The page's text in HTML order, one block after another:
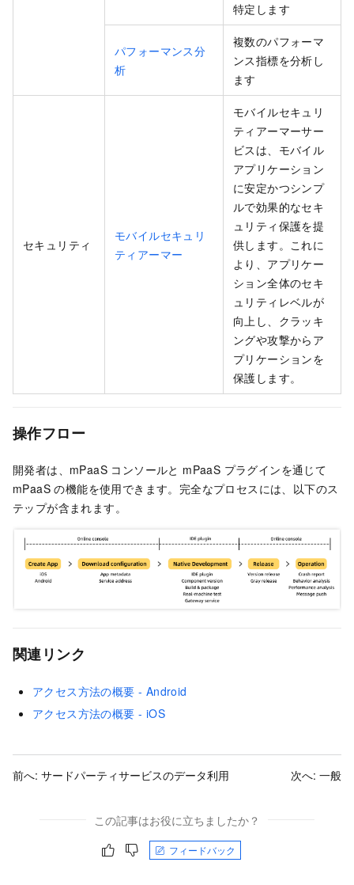
特定します
パフォーマンス分
析
複数のパフォーマ
ンス指標を分析し
ます
セキュリティ
モバイルセキュリ
ティアーマー
モバイルセキュリ
ティアーマーサー
ビスは、モバイル
アプリケーション
に安定かつシンプ
ルで効果的なセキ
ュリティ保護を提
供します。これに
より、アプリケー
ション全体のセキ
ュリティレベルが
向上し、クラッキ
ングや攻撃からア
プリケーションを
保護します。
操作フロー
開発者は、mPaaS コンソールと mPaaS プラグインを通じて
mPaaS の機能を使用できます。完全なプロセスには、以下のス
テップが含まれます。
関連リンク
アクセス方法の概要 - Android
アクセス方法の概要 - iOS
前へ: サードパーティサービスのデータ利用 次へ: 一般
この記事はお役に立ちましたか？
フィードバック